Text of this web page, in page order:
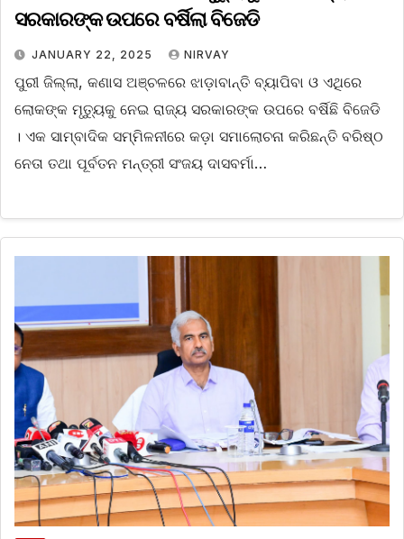
ସରକାରଙ୍କ ଉପରେ ବର୍ଷିଲା ବିଜେଡି
JANUARY 22, 2025 NIRVAY
ପୁରୀ ଜିଲ୍ଲା, କଣାସ ଅଞ୍ଚଳରେ ଝାଡ଼ାବାନ୍ତି ବ୍ୟାପିବା ଓ ଏଥିରେ
ଲୋକଙ୍କ ମୃତ୍ୟୁକୁ ନେଇ ରାଜ୍ୟ ସରକାରଙ୍କ ଉପରେ ବର୍ଷିଛି ବିଜେଡି
। ଏକ ସାମ୍ବାଦିକ ସମ୍ମିଳନୀରେ କଡ଼ା ସମାଲୋଚନା କରିଛନ୍ତି ବରିଷ୍ଠ
ନେତା ତଥା ପୂର୍ବତନ ମନ୍ତ୍ରୀ ସଂଜୟ ଦାସବର୍ମା…